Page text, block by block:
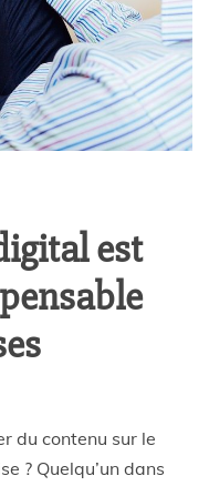
est
du contenu sur le
? Quelqu’un dans